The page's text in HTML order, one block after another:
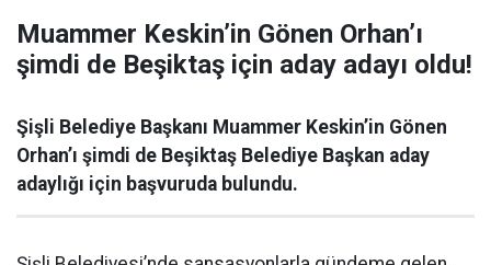
Muammer Keskin’in Gönen Orhan’ı
şimdi de Beşiktaş için aday adayı oldu!
Şişli Belediye Başkanı Muammer Keskin’in Gönen
Orhan’ı şimdi de Beşiktaş Belediye Başkan aday
adaylığı için başvuruda bulundu.